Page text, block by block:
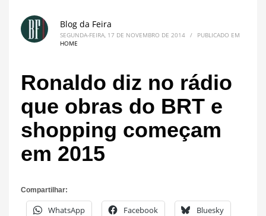
Blog da Feira
SEGUNDA-FEIRA, 17 DE NOVEMBRO DE 2014 /
PUBLICADO EM
HOME
Ronaldo diz no rádio
que obras do BRT e
shopping começam
em 2015
Compartilhar:
WhatsApp Facebook Bluesky